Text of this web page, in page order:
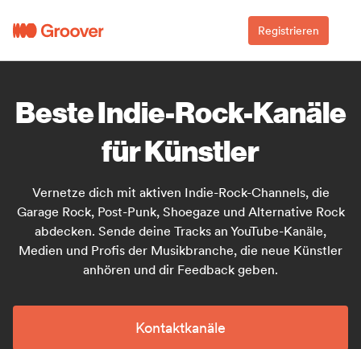
Registrieren
Beste Indie-Rock-Kanäle
für Künstler
Vernetze dich mit aktiven Indie-Rock-Channels, die
Garage Rock, Post-Punk, Shoegaze und Alternative Rock
abdecken. Sende deine Tracks an YouTube-Kanäle,
Medien und Profis der Musikbranche, die neue Künstler
anhören und dir Feedback geben.
Kontaktkanäle